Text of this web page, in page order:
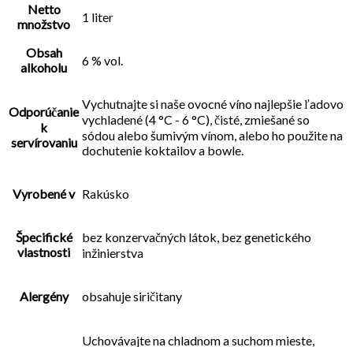
Netto
množstvo
1 liter
Obsah
alkoholu
6 % vol.
Odporúčanie
k
servírovaniu
Vychutnajte si naše ovocné víno najlepšie ľadovo
vychladené (4 °C - 6 °C), čisté, zmiešané so
sódou alebo šumivým vínom, alebo ho použite na
dochutenie koktailov a bowle.
Vyrobené v Rakúsko
Špecifické
vlastnosti
bez konzervačných látok, bez genetického
inžinierstva
Alergény obsahuje siričitany
Uchovávajte na chladnom a suchom mieste,